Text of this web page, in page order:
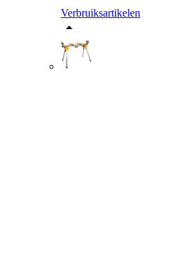
Verbruiksartikelen